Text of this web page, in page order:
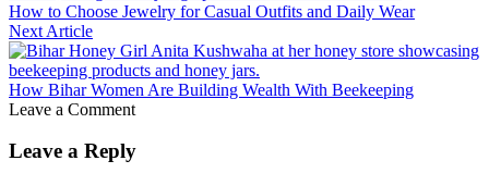
How to Choose Jewelry for Casual Outfits and Daily Wear
Next Article
How Bihar Women Are Building Wealth With Beekeeping
Leave a Comment
Leave a Reply